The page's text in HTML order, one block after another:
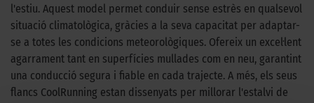
l'estiu. Aquest model permet conduir sense estrès en qualsevol
situació climatològica, gràcies a la seva capacitat per adaptar-
se a totes les condicions meteorològiques. Ofereix un excel·lent
agarrament tant en superfícies mullades com en neu, garantint
una conducció segura i fiable en cada trajecte. A més, els seus
flancs CoolRunning estan dissenyats per millorar l'estalvi de